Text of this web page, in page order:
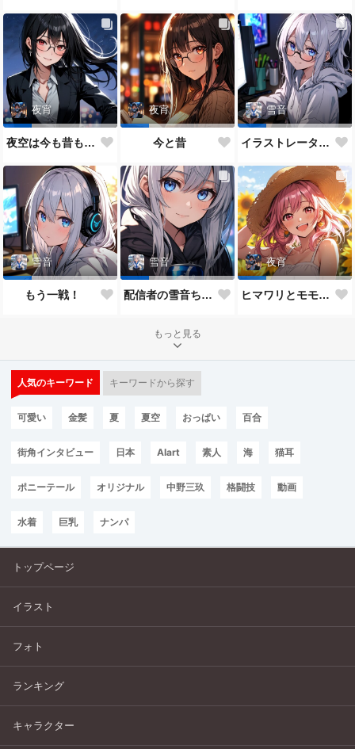
夜宵
夜空は今も昔も変わらないね♥
夜宵
今と昔
雪音
イラストレーター雪音ちゃん🎵
雪音
もう一戦！
雪音
配信者の雪音ちゃん
夜宵
ヒマワリとモモちゃん♥
もっと見る
人気のキーワード キーワードから探す
可愛い 金髪 夏 夏空 おっぱい 百合
街角インタビュー 日本 AIart 素人 海 猫耳
ポニーテール オリジナル 中野三玖 格闘技 動画
水着 巨乳 ナンパ
トップページ
イラスト
フォト
ランキング
キャラクター